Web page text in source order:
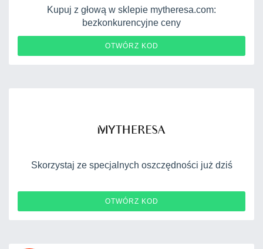
Kupuj z głową w sklepie mytheresa.com:
bezkonkurencyjne ceny
OTWÓRZ KOD
Skorzystaj ze specjalnych oszczędności już dziś
OTWÓRZ KOD